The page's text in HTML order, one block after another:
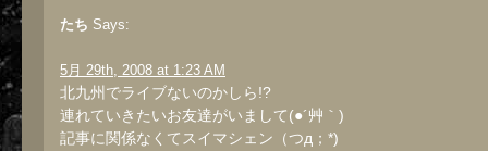
たち Says:
5月 29th, 2008 at 1:23 AM
北九州でライブないのかしら!?
連れていきたいお友達がいまして(●´艸｀)
記事に関係なくてスイマシェン（つд；*)